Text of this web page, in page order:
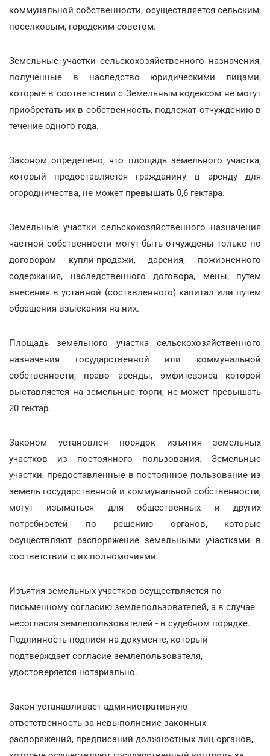
коммунальной собственности, осуществляется сельским,
поселковым, городским советом.
Земельные участки сельскохозяйственного назначения,
полученные в наследство юридическими лицами,
которые в соответствии с Земельным кодексом не могут
приобретать их в собственность, подлежат отчуждению в
течение одного года.
Законом определено, что площадь земельного участка,
который предоставляется гражданину в аренду для
огородничества, не может превышать 0,6 гектара.
Земельные участки сельскохозяйственного назначения
частной собственности могут быть отчуждены только по
договорам купли-продажи, дарения, пожизненного
содержания, наследственного договора, мены, путем
внесения в уставной (составленного) капитал или путем
обращения взыскания на них.
Площадь земельного участка сельскохозяйственного
назначения государственной или коммунальной
собственности, право аренды, эмфитевзиса которой
выставляется на земельные торги, не может превышать
20 гектар.
Законом установлен порядок изъятия земельных
участков из постоянного пользования. Земельные
участки, предоставленные в постоянное пользование из
земель государственной и коммунальной собственности,
могут изыматься для общественных и других
потребностей по решению органов, которые
осуществляют распоряжение земельными участками в
соответствии с их полномочиями.
Изъятия земельных участков осуществляется по
письменному согласию землепользователей, а в случае
несогласия землепользователей - в судебном порядке.
Подлинность подписи на документе, который
подтверждает согласие землепользователя,
удостоверяется нотариально.
Закон устанавливает административную
ответственность за невыполнение законных
распоряжений, предписаний должностных лиц органов,